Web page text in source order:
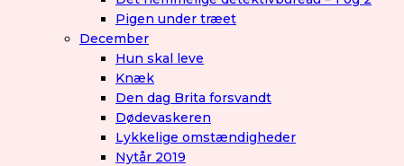
Pigen under træet
December
Hun skal leve
Knæk
Den dag Brita forsvandt
Dødevaskeren
Lykkelige omstændigheder
Nytår 2019